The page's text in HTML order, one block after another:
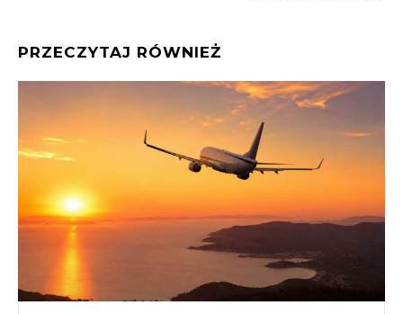
PRZECZYTAJ RÓWNIEŻ